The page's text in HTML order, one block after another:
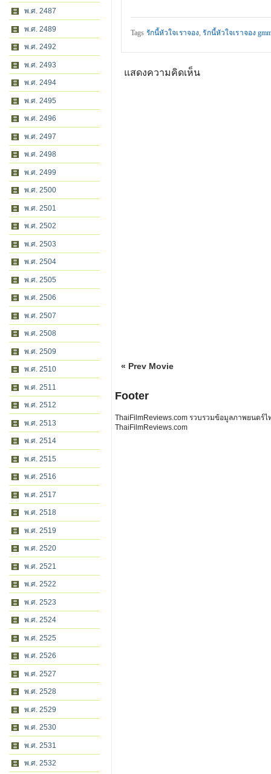
พ.ศ. 2487
พ.ศ. 2489
พ.ศ. 2492
พ.ศ. 2493
พ.ศ. 2494
พ.ศ. 2495
พ.ศ. 2496
พ.ศ. 2497
พ.ศ. 2498
พ.ศ. 2499
พ.ศ. 2500
พ.ศ. 2501
พ.ศ. 2502
พ.ศ. 2503
พ.ศ. 2504
พ.ศ. 2505
พ.ศ. 2506
พ.ศ. 2507
พ.ศ. 2508
พ.ศ. 2509
พ.ศ. 2510
พ.ศ. 2511
พ.ศ. 2512
พ.ศ. 2513
พ.ศ. 2514
พ.ศ. 2515
พ.ศ. 2516
พ.ศ. 2517
พ.ศ. 2518
พ.ศ. 2519
พ.ศ. 2520
พ.ศ. 2521
พ.ศ. 2522
พ.ศ. 2523
พ.ศ. 2524
พ.ศ. 2525
พ.ศ. 2526
พ.ศ. 2527
พ.ศ. 2528
พ.ศ. 2529
พ.ศ. 2530
พ.ศ. 2531
พ.ศ. 2532
Tags รักนี้หัวใจเราจอง,รักนี้หัวใจเราจอง
แสดงความคิดเห็น
« Prev Movie
Footer
ThaiFilmReviews.com รวบรวมข้อมูลภาพยนตร์
ThaiFilmReviews.com